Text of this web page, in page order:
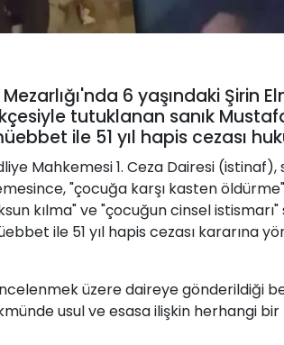
6 yaşındaki Şirin
tutuklanan sanık
ile 51 yıl hapis cezası
Mahkemesi 1. Ceza Dairesi (istinaf),
"çocuğa karşı kasten
kılma" ve "çocuğun cinsel
ile 51 yıl hapis cezası kararına
üzere daireye gönderildiği
usul ve esasa ilişkin herhangi bir